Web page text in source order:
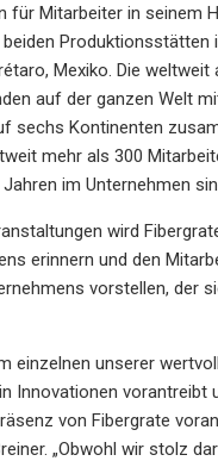
für Mitarbeiter in seinem
Produktionsstätten
Mexiko. Die weltweit
auf der ganzen Welt
sechs Kontinenten
mehr als 300
im Unternehmen
wird
erinnern und den
vorstellen, der
einzelnen unserer
Innovationen vorantreibt
von Fibergrate
„Obwohl wir stolz